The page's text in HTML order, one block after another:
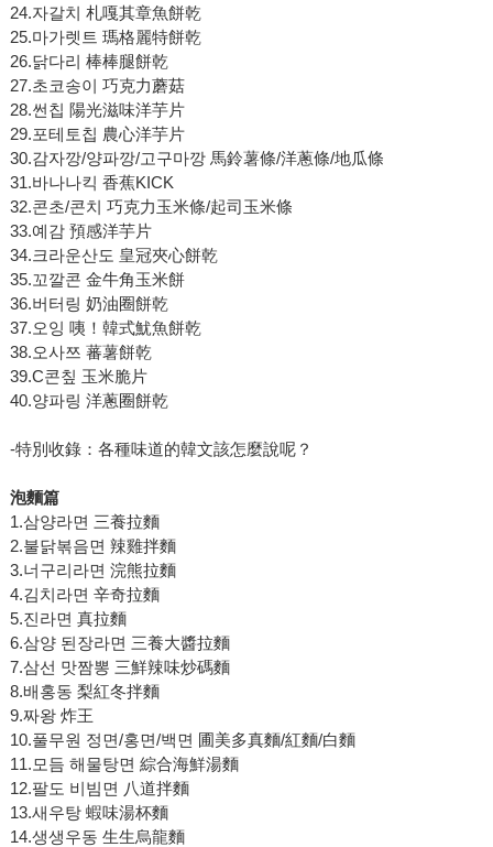
24.자갈치 札嘎其章魚餅乾
25.마가렛트 瑪格麗特餅乾
26.닭다리 棒棒腿餅乾
27.초코송이 巧克力蘑菇
28.썬칩 陽光滋味洋芋片
29.포테토칩 農心洋芋片
30.감자깡/양파깡/고구마깡 馬鈴薯條/洋蔥條/地瓜條
31.바나나킥 香蕉KICK
32.콘초/콘치 巧克力玉米條/起司玉米條
33.예감 預感洋芋片
34.크라운산도 皇冠夾心餅乾
35.꼬깔콘 金牛角玉米餅
36.버터링 奶油圈餅乾
37.오잉 咦！韓式魷魚餅乾
38.오사쯔 蕃薯餅乾
39.C콘칲 玉米脆片
40.양파링 洋蔥圈餅乾
-特別收錄：各種味道的韓文該怎麼說呢？
泡麵篇
1.삼양라면 三養拉麵
2.불닭볶음면 辣雞拌麵
3.너구리라면 浣熊拉麵
4.김치라면 辛奇拉麵
5.진라면 真拉麵
6.삼양 된장라면 三養大醬拉麵
7.삼선 맛짬뽕 三鮮辣味炒碼麵
8.배홍동 梨紅冬拌麵
9.짜왕 炸王
10.풀무원 정면/홍면/백면 圃美多真麵/紅麵/白麵
11.모듬 해물탕면 綜合海鮮湯麵
12.팔도 비빔면 八道拌麵
13.새우탕 蝦味湯杯麵
14.생생우동 生生烏龍麵